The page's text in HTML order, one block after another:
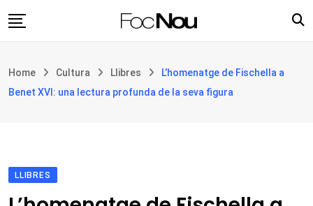
to
Filosofia i teologia
Botiga
Home Cultura Llibres
L’homenatge de Fischella a
Benet XVI: una lectura profunda de la seva figura
LLIBRES